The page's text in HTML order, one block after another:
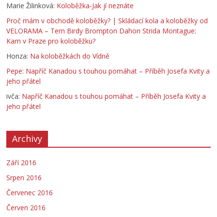
Marie Žilinková: Koloběžka-Jak jí neznáte
Proč mám v obchodě koloběžky? | Skládací kola a koloběžky od
VELORAMA – Tern Birdy Brompton Dahon Strida Montague:
Kam v Praze pro koloběžku?
Honza: Na koloběžkách do Vídně
Pepe: Napříč Kanadou s touhou pomáhat – Příběh Josefa Kvity a
jeho přátel
ivča: Napříč Kanadou s touhou pomáhat – Příběh Josefa Kvity a
jeho přátel
Archivy
Září 2016
Srpen 2016
Červenec 2016
Červen 2016